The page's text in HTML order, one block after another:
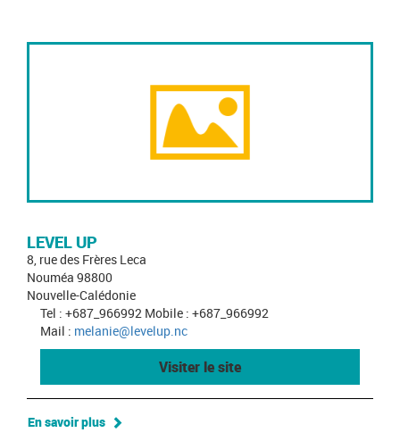
LEVEL UP
8, rue des Frères Leca
Nouméa 98800
Nouvelle-Calédonie
Tel : +687_966992 Mobile : +687_966992
Mail : melanie@levelup.nc
Visiter le site
En savoir plus